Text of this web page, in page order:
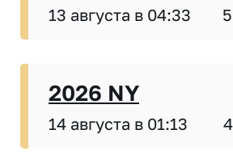
13 августа в 04:33
2026 NY
14 августа в 01:13